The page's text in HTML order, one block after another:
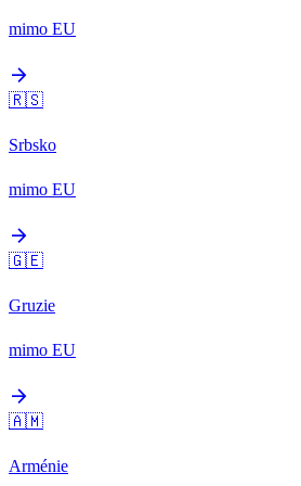
mimo EU
arrow_forward
🇷🇸
Srbsko
mimo EU
arrow_forward
🇬🇪
Gruzie
mimo EU
arrow_forward
🇦🇲
Arménie